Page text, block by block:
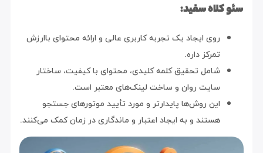
سئو کلاه سفید:
روی ایجاد یک تجربه کاربری عالی و ارائه محتوای باارزش
تمرکز داره.
شامل تحقیق کلمه کلیدی، محتوای با کیفیت، ساختار
سایت روان و ساخت لینک‌های معتبر است.
این روش‌ها پایدارتر و مورد تأیید موتورهای جستجو
هستند و به ایجاد اعتبار و ماندگاری در زمان کمک می‌کنند.